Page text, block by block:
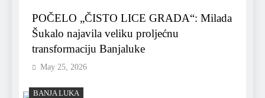
POČELO „ČISTO LICE GRADA“: Milada
Šukalo najavila veliku proljećnu
transformaciju Banjaluke
May 25, 2026
BANJA LUKA